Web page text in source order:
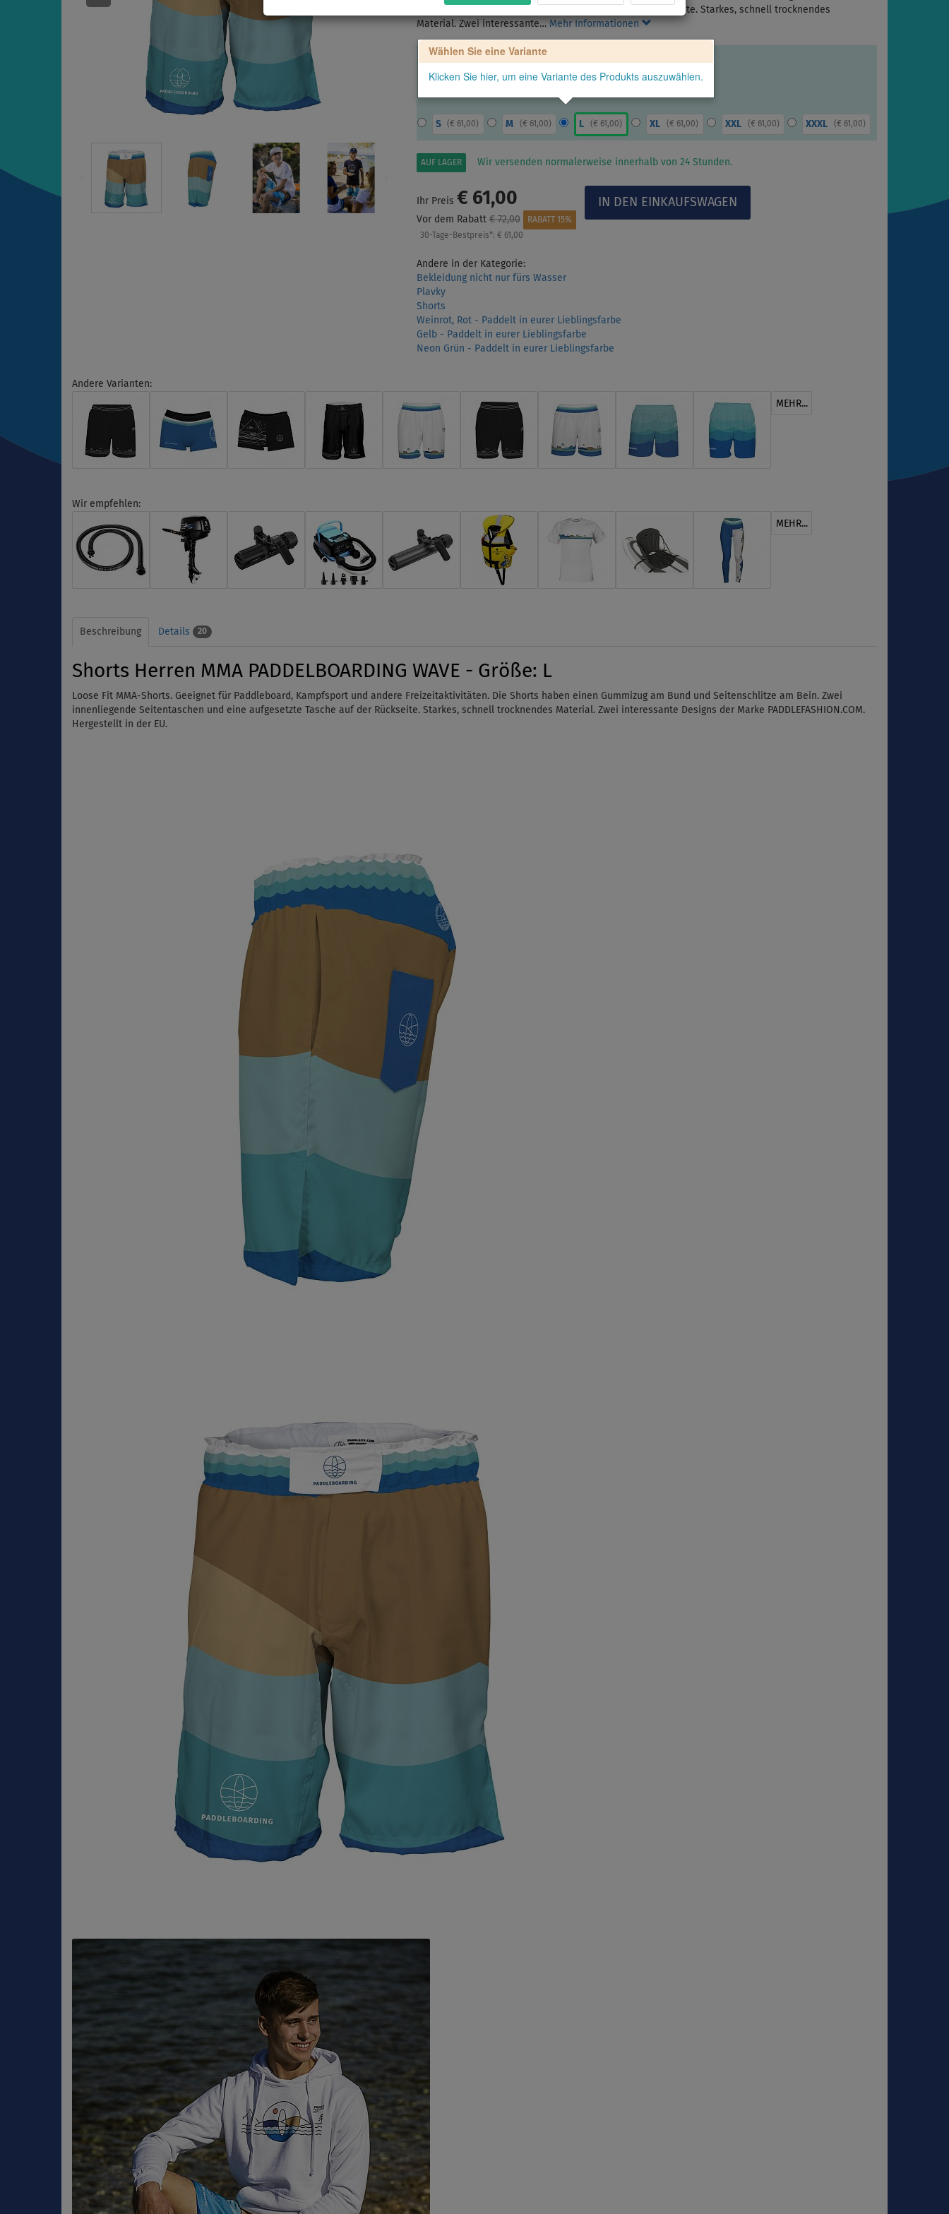
Seitentaschen und eine aufgesetzte Tasche auf der Rückseite. Starkes, schnell trocknendes
Material. Zwei interessante… Mehr Informationen
Wählen Sie eine Variante
Klicken Sie hier, um eine Variante des Produkts auszuwählen.
S (€ 61,00) M (€ 61,00) L (€ 61,00) XL (€ 61,00) XXL (€ 61,00) XXXL (€ 61,00)
AUF LAGER Wir versenden normalerweise innerhalb von 24 Stunden.
Ihr Preis € 61,00
Vor dem Rabatt€ 72,00
RABATT 15%
30-Tage-Bestpreis*:€ 61,00
Andere in der Kategorie:
Bekleidung nicht nur fürs Wasser
Plavky
Shorts
Weinrot, Rot - Paddelt in eurer Lieblingsfarbe
Gelb - Paddelt in eurer Lieblingsfarbe
Neon Grün - Paddelt in eurer Lieblingsfarbe
Andere Varianten:
MEHR...
Wir empfehlen:
MEHR...
Beschreibung Details 20
Shorts Herren MMA PADDELBOARDING WAVE - Größe: L
Loose Fit MMA-Shorts. Geeignet für Paddleboard, Kampfsport und andere Freizeitaktivitäten. Die Shorts haben einen Gummizug am Bund und Seitenschlitze am Bein. Zwei
innenliegende Seitentaschen und eine aufgesetzte Tasche auf der Rückseite. Starkes, schnell trocknendes Material. Zwei interessante Designs der Marke PADDLEFASHION.COM.
Hergestellt in der EU.